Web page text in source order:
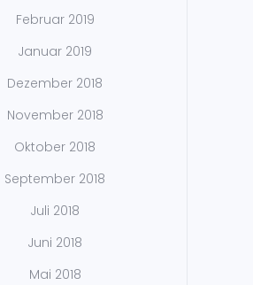
Februar 2019
Januar 2019
Dezember 2018
November 2018
Oktober 2018
September 2018
Juli 2018
Juni 2018
Mai 2018